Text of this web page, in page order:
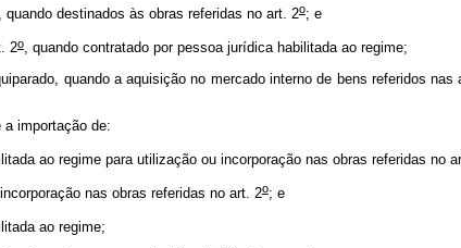
destinados às obras referidas no art. 2o; e
2o, quando contratado por pessoa jurídica habilitada ao regime;
quando a aquisição no mercado interno de bens referidos nas
importação de:
ao regime para utilização ou incorporação nas obras referidas no
nas obras referidas no art. 2o; e
ao regime;